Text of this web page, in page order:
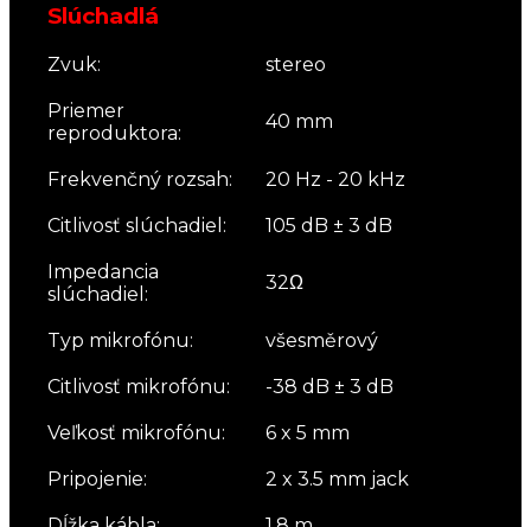
Slúchadlá
Zvuk: stereo
Priemer
reproduktora:
40 mm
Frekvenčný rozsah: 20 Hz - 20 kHz
Citlivosť slúchadiel: 105 dB ± 3 dB
Impedancia
slúchadiel:
32Ω
Typ mikrofónu: všesměrový
Citlivosť mikrofónu: -38 dB ± 3 dB
Veľkosť mikrofónu: 6 x 5 mm
Pripojenie: 2 x 3.5 mm jack